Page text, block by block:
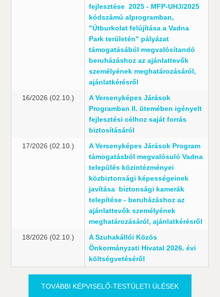
fejlesztése  2025 - MFP-UHJ/2025
kódszámú alprogramban,
"Útburkolat felújítása a Vadna
Park területén" pályázat
támogatásából megvalósítandó
beruházáshoz az ajánlattevők
személyének meghatározásáról,
ajánlatkérésről
16/2026 (02.10.)
A Versenyképes Járások
Programban II. ütemében igényelt
fejlesztési célhoz saját forrás
biztosításáról
17/2026 (02.10.)
A Versenyképes Járások Program
támogatásból megvalósuló Vadna
település közintézményei
közbiztonsági képességeinek
javítása  biztonsági kamerák
telepítése - beruházáshoz az
ajánlattevők személyének
meghatározásáról, ajánlatkérésről
18/2026 (02.10.)
A Szuhakállói Közös
Önkormányzati Hivatal 2026. évi
költségvetéséről
TOVÁBBI KÉPVISELŐ-TESTÜLETI ÜLÉSEK